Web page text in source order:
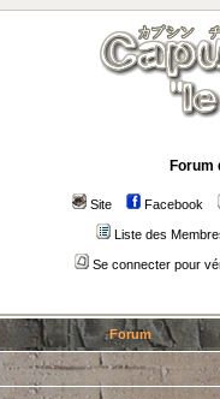
Forum
Site Facebook
Liste des
Se connecter pour
Forum